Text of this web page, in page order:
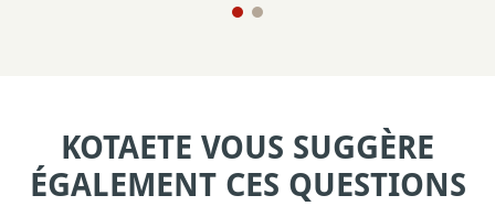
KOTAETE VOUS SUGGÈRE
ÉGALEMENT CES QUESTIONS